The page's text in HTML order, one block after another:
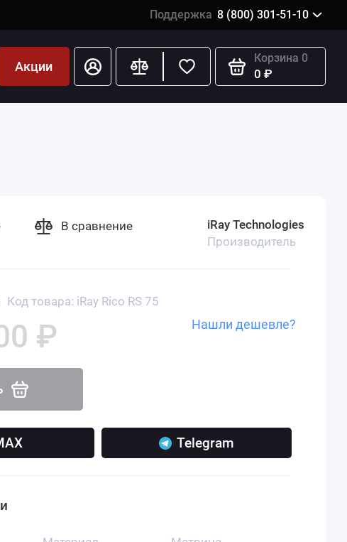
Поддержка 8 (800) 301-51-10
Акции
Корзина 0
0 ₽
Код товара: iRay Rico RS 75
iRay Technologies
Производитель
₽ Нашли дешевле?
Telegram
В сравнение